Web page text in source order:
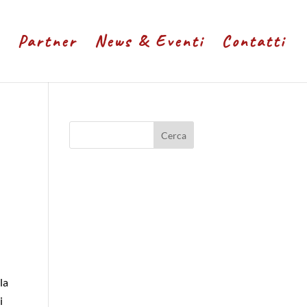
Partner News & Eventi Contatti